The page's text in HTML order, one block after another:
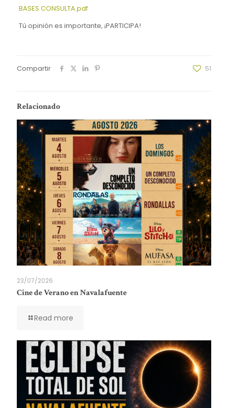
BASES CONSULTA.pdf
Tú opinión es importante, ¡PARTICIPA!
Compartir 51
Relacionado
23/07/2026
Cine de Verano en Navalafuente
Read more